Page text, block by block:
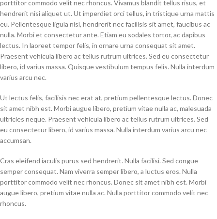
porttitor commodo velit nec rhoncus. Vivamus blandit tellus risus, et
hendrerit nisi aliquet ut. Ut imperdiet orci tellus, in tristique urna mattis
eu. Pellentesque ligula nisl, hendrerit nec facilisis sit amet, faucibus ac
nulla. Morbi et consectetur ante. Etiam eu sodales tortor, ac dapibus
lectus. In laoreet tempor felis, in ornare urna consequat sit amet.
Praesent vehicula libero ac tellus rutrum ultrices. Sed eu consectetur
libero, id varius massa. Quisque vestibulum tempus felis. Nulla interdum
varius arcu nec.
Ut lectus felis, facilisis nec erat at, pretium pellentesque lectus. Donec
sit amet nibh est. Morbi augue libero, pretium vitae nulla ac, malesuada
ultricies neque. Praesent vehicula libero ac tellus rutrum ultrices. Sed
eu consectetur libero, id varius massa. Nulla interdum varius arcu nec
accumsan.
Cras eleifend iaculis purus sed hendrerit. Nulla facilisi. Sed congue
semper consequat. Nam viverra semper libero, a luctus eros. Nulla
porttitor commodo velit nec rhoncus. Donec sit amet nibh est. Morbi
augue libero, pretium vitae nulla ac. Nulla porttitor commodo velit nec
rhoncus.